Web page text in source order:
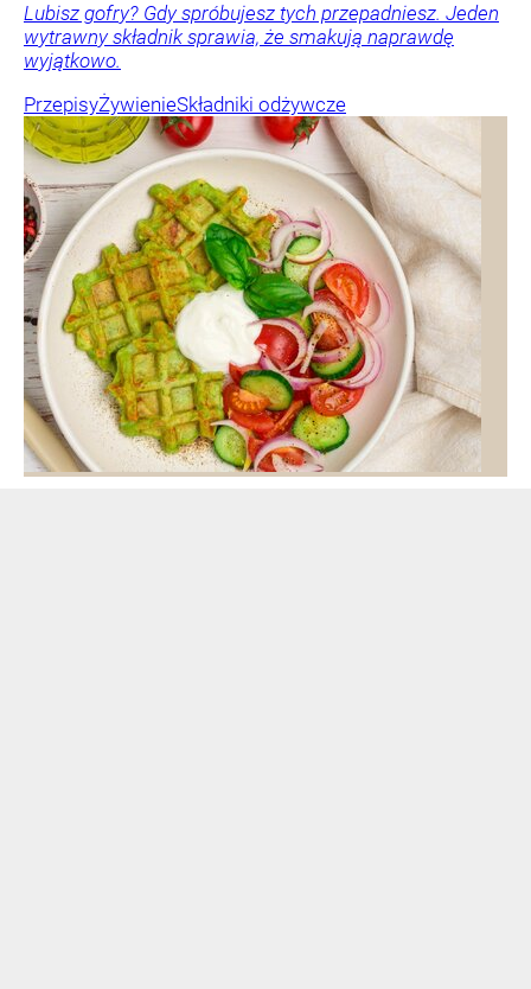
Lubisz gofry? Gdy spróbujesz tych przepadniesz. Jeden
wytrawny składnik sprawia, że smakują naprawdę
wyjątkowo.
PrzepisyŻywienieSkładniki odżywcze